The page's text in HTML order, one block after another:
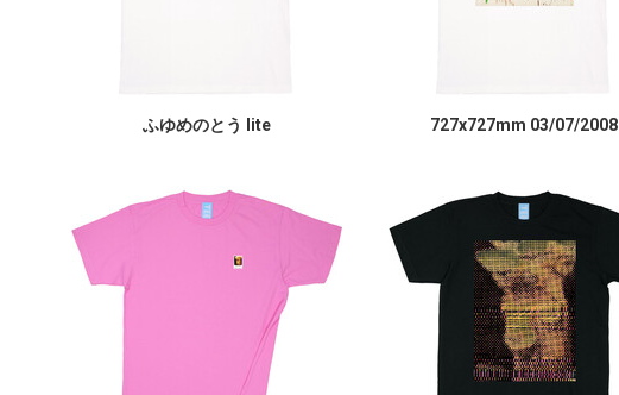
ふゆめのとう lite 727x727mm 03/07/2008